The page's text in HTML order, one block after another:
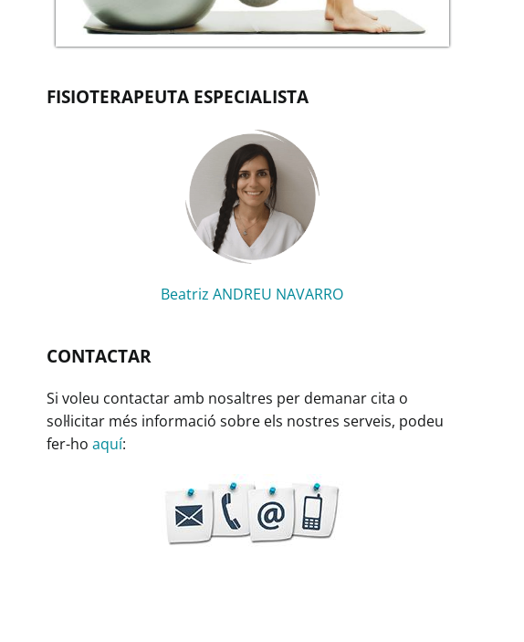
FISIOTERAPEUTA ESPECIALISTA
Beatriz ANDREU NAVARRO
CONTACTAR
Si voleu contactar amb nosaltres per demanar cita o
sol·licitar més informació sobre els nostres serveis, podeu
fer-ho aquí: